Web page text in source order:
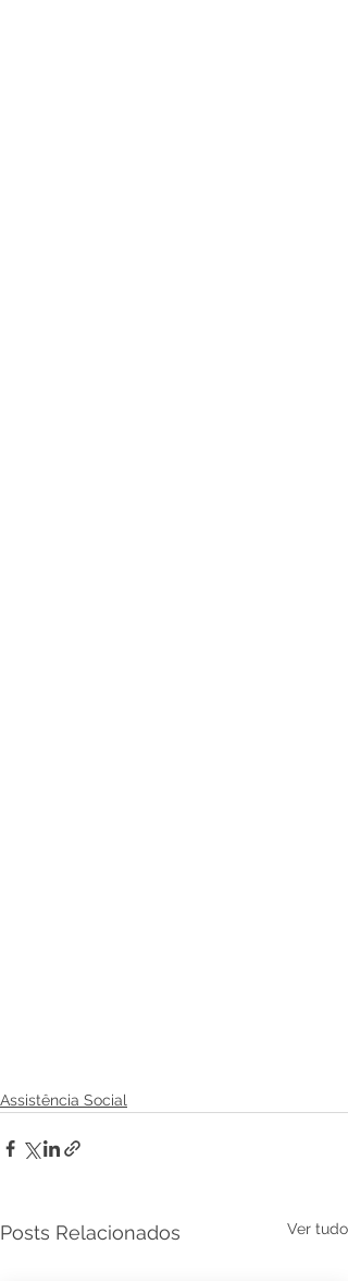
Assistência Social
Posts Relacionados Ver tudo